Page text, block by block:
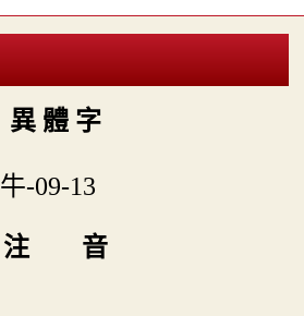
異 體 字
牛-09-13
注 音